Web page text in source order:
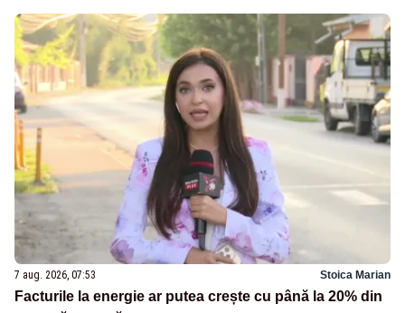
7 aug. 2026, 07:53 Stoica Marian
Facturile la energie ar putea crește cu până la 20% din